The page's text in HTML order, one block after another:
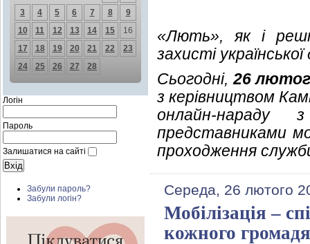
3
4 5 6 7 8
9
10
11 12 13 14 15
16
17
18 19 20 21 22
23
24
25 26 27 28
Логін
Пароль
Залишатися на сайті
Забули пароль?
Забули логін?
«Лють», як і
захисті
Сьогодні, 26
з керівництвом
онлайн-нараду
представниками
проходження
Середа, 26 лютого
Мобілізація –
кожного